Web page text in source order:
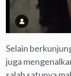
Selain
juga